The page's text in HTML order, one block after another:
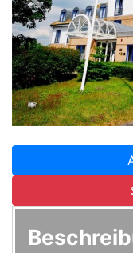
Zurück